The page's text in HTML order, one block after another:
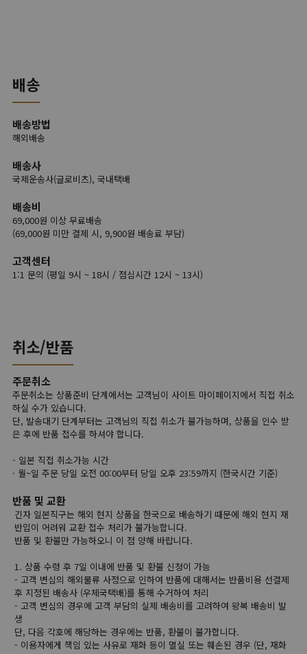
배송
배송방법
해외배송
배송사
국제운송사(글로비츠), 국내택배
배송비
69,000원 이상 무료배송
(69,000원 미만 결제 시, 9,900원 배송료 부담)
고객센터
1:1 문의 (평일 9시 ~ 18시 / 점심시간 12시 ~ 13시)
취소/반품
주문취소
주문취소는 상품준비 단계에서는 고객님이 사이트 마이페이지에서 직접 취소
하실 수가 있습니다.
단, 발송대기 단계부터는 고객님의 직접 취소가 불가능하며, 상품을 인수 받
은 후에 반품 접수를 하셔야 합니다.
- 일본 직접 취소가능 시간
· 월~일 주문 당일 오전 00:00부터 당일 오후 23:59까지 (한국시간 기준)
반품 및 교환
긴자 일본직구는 해외 현지 상품을 한국으로 배송하기 때문에 해외 현지 재
반입이 어려워 교환 접수 처리가 불가능합니다.
반품 및 환불만 가능하오니 이 점 양해 바랍니다.
1. 상품 수령 후 7일 이내에 반품 및 환불 신청이 가능
- 고객 변심의 해외물류 사정으로 인하여 반품에 대해서는 반품비용 선결제
후 지정된 배송사 (우체국택배)를 통해 수거하여 처리
- 고객 변심의 경우에 고객 부담의 실제 배송비를 고려하여 왕복 배송비 발
생
단, 다음 각호에 해당하는 경우에는 반품, 환불이 불가합니다.
- 이용자에게 책임 있는 사유로 재화 등이 멸실 또는 훼손된 경우 (단, 재화